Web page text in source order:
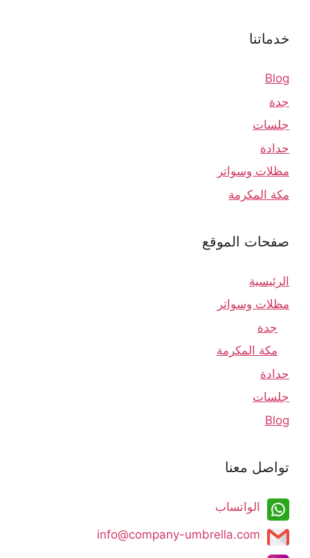
خدماتنا
Blog
جدة
جلسات
حدادة
مظلات وسواتر
مكة المكرمة
صفحات الموقع
الرئيسية
مظلات وسواتر
جدة
مكة المكرمة
حدادة
جلسات
Blog
تواصل معنا
الواتساب
info@company-umbrella.com​​​​